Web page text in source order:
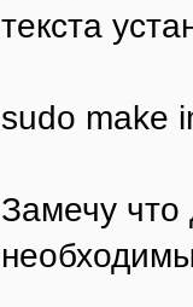
текста
sudo make
Замечу что